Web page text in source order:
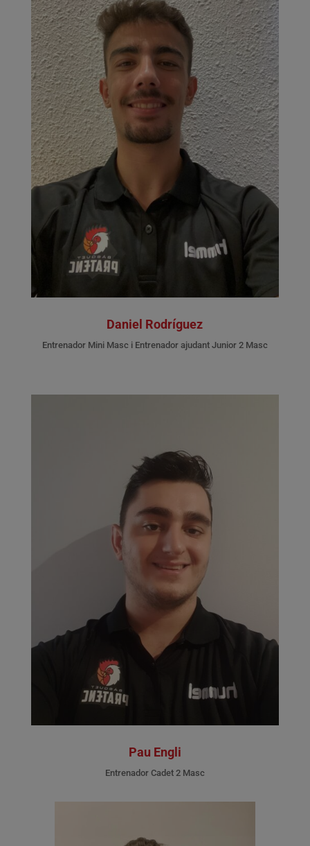
Daniel Rodríguez
Entrenador Mini Masc i Entrenador ajudant Junior 2 Masc
Pau Engli
Entrenador Cadet 2 Masc